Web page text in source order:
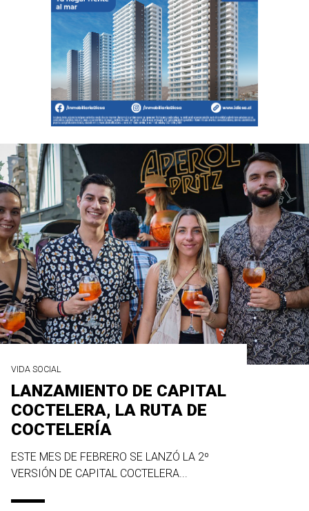
VIDA SOCIAL
LANZAMIENTO DE CAPITAL
COCTELERA, LA RUTA DE
COCTELERÍA
ESTE MES DE FEBRERO SE LANZÓ LA 2º
VERSIÓN DE CAPITAL COCTELERA...